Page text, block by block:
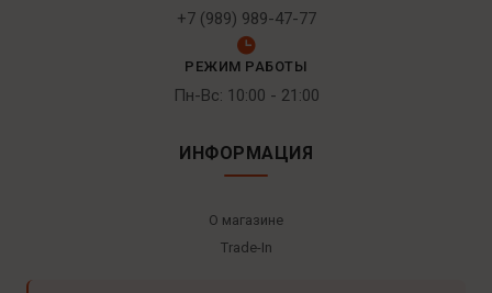
+7 (989) 989-47-77
РЕЖИМ РАБОТЫ
Пн-Вс: 10:00 - 21:00
ИНФОРМАЦИЯ
О магазине
Trade-In